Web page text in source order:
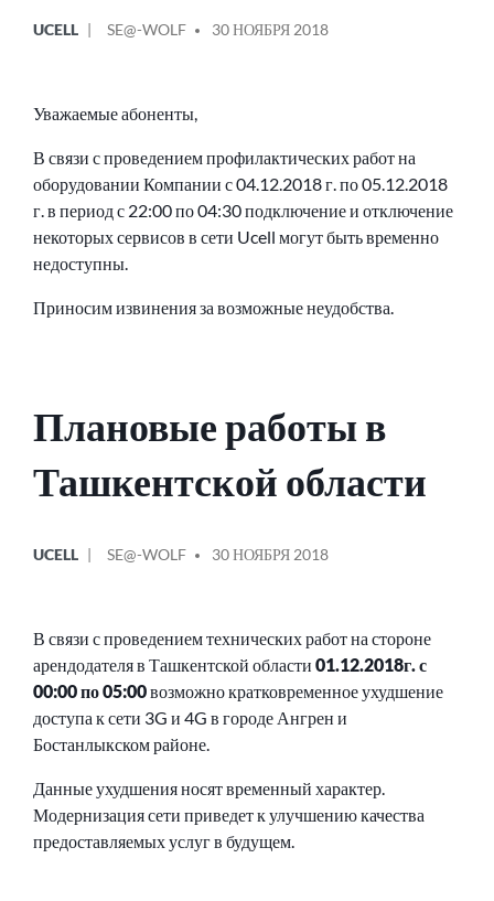
В
UCELL
ОТ
SE@-WOLF 30 НОЯБРЯ 2018
Уважаемые абоненты,
В связи с проведением профилактических работ на
оборудовании Компании с 04.12.2018 г. по 05.12.2018
г. в период с 22:00 по 04:30 подключение и отключение
некоторых сервисов в сети Ucell могут быть временно
недоступны.
Приносим извинения за возможные неудобства.
Плановые работы в
Ташкентской области
В
UCELL
ОТ
SE@-WOLF 30 НОЯБРЯ 2018
В связи с проведением технических работ на стороне
арендодателя в Ташкентской области 01.12.2018г. с
00:00 по 05:00возможно кратковременное ухудшение
доступа к сети 3G и 4G в городе Ангрен и
Бостанлыкском районе.
Данные ухудшения носят временный характер.
Модернизация сети приведет к улучшению качества
предоставляемых услуг в будущем.